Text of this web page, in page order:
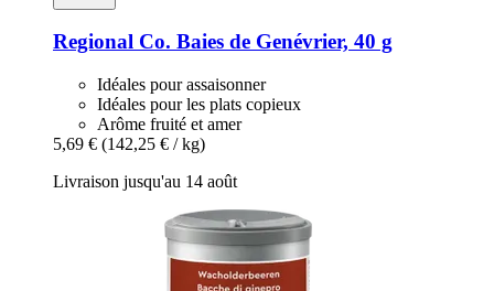
Regional Co. Baies de Genévrier, 40 g
Idéales pour assaisonner
Idéales pour les plats copieux
Arôme fruité et amer
5,69 € (142,25 € / kg)
Livraison jusqu'au 14 août